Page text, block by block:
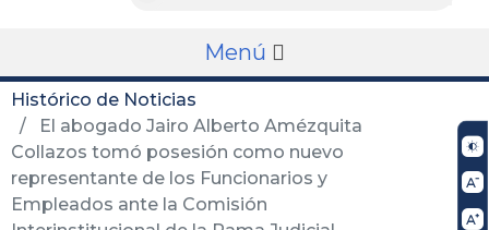
Menú
Histórico de Noticias
El abogado Jairo Alberto Amézquita
Collazos tomó posesión como nuevo
representante de los Funcionarios y
Empleados ante la Comisión